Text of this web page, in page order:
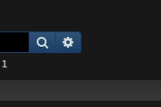
c
Rechercher
1